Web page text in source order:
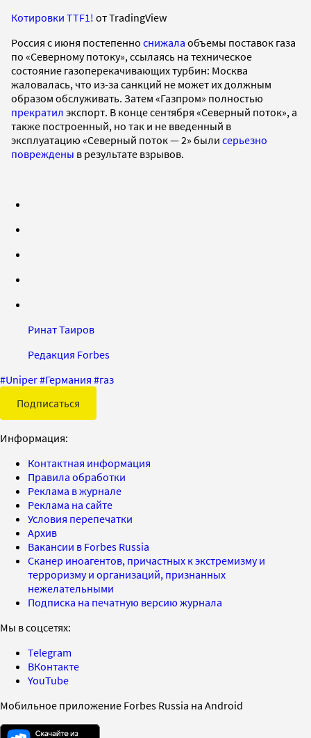
Котировки TTF1! от TradingView
Россия с июня постепенно снижала объемы поставок газа
по «Северному потоку», ссылаясь на техническое
состояние газоперекачивающих турбин: Москва
жаловалась, что из-за санкций не может их должным
образом обслуживать. Затем «Газпром» полностью
прекратил экспорт. В конце сентября «Северный поток», а
также построенный, но так и не введенный в
эксплуатацию «Северный поток — 2» были серьезно
повреждены в результате взрывов.
Ринат Таиров
Редакция Forbes
#Uniper#Германия #газ
Подписаться
Информация:
Контактная информация
Правила обработки
Реклама в журнале
Реклама на сайте
Условия перепечатки
Архив
Вакансии в Forbes Russia
Сканер иноагентов, причастных к экстремизму и
терроризму и организаций, признанных
нежелательными
Подписка на печатную версию журнала
Мы в соцсетях:
Telegram
ВКонтакте
YouTube
Мобильное приложение Forbes Russia на Android